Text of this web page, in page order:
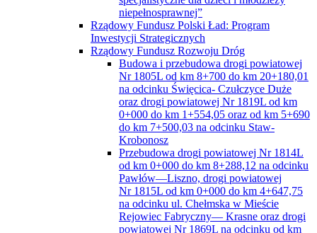
niepełnosprawnej”
Rządowy Fundusz Polski Ład: Program
Inwestycji Strategicznych
Rządowy Fundusz Rozwoju Dróg
Budowa i przebudowa drogi powiatowej
Nr 1805L od km 8+700 do km 20+180,01
na odcinku Święcica- Czułczyce Duże
oraz drogi powiatowej Nr 1819L od km
0+000 do km 1+554,05 oraz od km 5+690
do km 7+500,03 na odcinku Staw-
Krobonosz
Przebudowa drogi powiatowej Nr 1814L
od km 0+000 do km 8+288,12 na odcinku
Pawłów—Liszno, drogi powiatowej
Nr 1815L od km 0+000 do km 4+647,75
na odcinku ul. Chełmska w Mieście
Rejowiec Fabryczny— Krasne oraz drogi
powiatowej Nr 1869L na odcinku od km